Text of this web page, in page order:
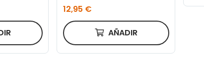
12,95 €
AÑADIR